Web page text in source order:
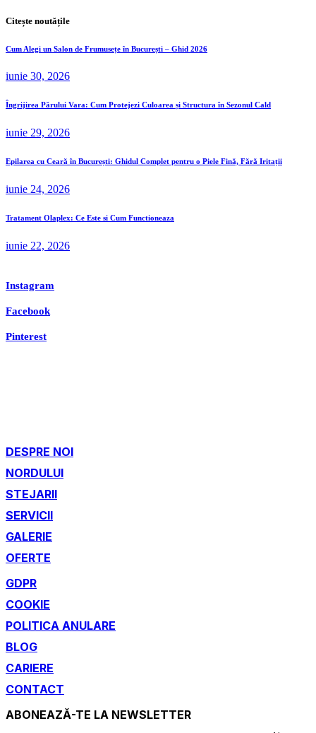
Citește noutățile
Cum Alegi un Salon de Frumusețe în București – Ghid 2026
iunie 30, 2026
Îngrijirea Părului Vara: Cum Protejezi Culoarea și Structura în Sezonul Cald
iunie 29, 2026
Epilarea cu Ceară în București: Ghidul Complet pentru o Piele Fină, Fără Iritații
iunie 24, 2026
Tratament Olaplex: Ce Este si Cum Functioneaza
iunie 22, 2026
Instagram
Facebook
Pinterest
DESPRE NOI
NORDULUI
STEJARII
SERVICII
GALERIE
OFERTE
GDPR
COOKIE
POLITICA ANULARE
BLOG
CARIERE
CONTACT
ABONEAZĂ-TE LA NEWSLETTER